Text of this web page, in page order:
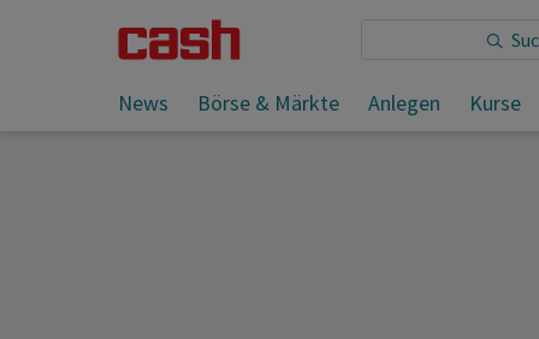
News Börse & Märkte Anlegen Kurse
Sie lesen: